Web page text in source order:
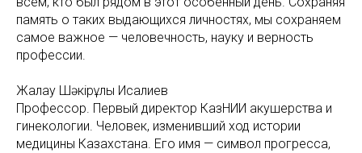
память о таких выдающихся личностях, мы сохраняем
самое важное — человечность, науку и верность
профессии.
Жалғау Шәкірұлы Исалиев
Профессор. Первый директор КазНИИ акушерства и
гинекологии. Человек, изменивший ход истории
медицины Казахстана. Его имя — символ прогресса,